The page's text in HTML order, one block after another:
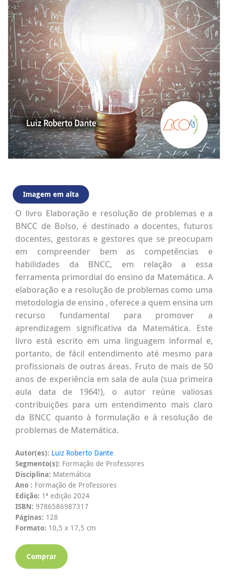
Imagem em alta
O livro Elaboração e resolução de problemas e a
BNCC de Bolso, é destinado a docentes, futuros
docentes, gestoras e gestores que se preocupam
em compreender bem as competências e
habilidades da BNCC, em relação a essa
ferramenta primordial do ensino da Matemática. A
elaboração e a resolução de problemas como uma
metodologia de ensino , oferece a quem ensina um
recurso fundamental para promover a
aprendizagem significativa da Matemática. Este
livro está escrito em uma linguagem informal e,
portanto, de fácil entendimento até mesmo para
profissionais de outras áreas. Fruto de mais de 50
anos de experiência em sala de aula (sua primeira
aula data de 1964!), o autor reúne valiosas
contribuições para um entendimento mais claro
da BNCC quanto à formulação e à resolução de
problemas de Matemática.
Autor(es): Luiz Roberto Dante
Segmento(s): Formação de Professores
Disciplina: Matemática
Ano : Formação de Professores
Edição: 1ª edição 2024
ISBN: 9786586987317
Páginas: 128
Formato: 10,5 x 17,5 cm
Comprar